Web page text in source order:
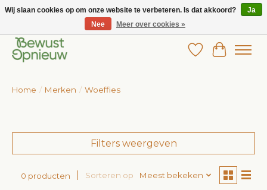
Wij bieden het grootste aanbod in betaalbare kinderkleding!
Verlanglijst
Home / Merken / Woeffies
Filters weergeven
0 producten Sorteren op Meest bekeken
Wij slaan cookies op om onze website te verbeteren. Is dat akkoord?
Ja
Nee
Meer over cookies »